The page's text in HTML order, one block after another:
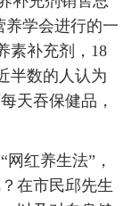
养学会进行的一
素补充剂，18
半数的人认为
天吞保健品，
红养生法”，
在市民邱先生